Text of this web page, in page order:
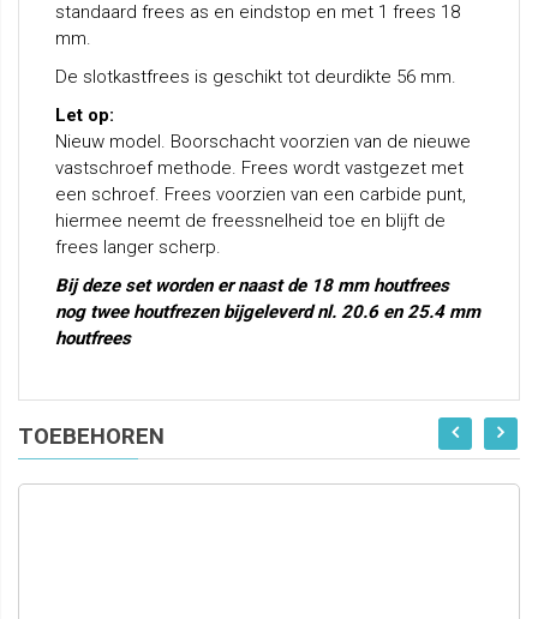
standaard frees as en eindstop en met 1 frees 18
mm.
De slotkastfrees is geschikt tot deurdikte 56 mm.
Let op:
Nieuw model. Boorschacht voorzien van de nieuwe
vastschroef methode. Frees wordt vastgezet met
een schroef. Frees voorzien van een carbide punt,
hiermee neemt de freessnelheid toe en blijft de
frees langer scherp.
Bij deze set worden er naast de 18 mm houtfrees
nog twee houtfrezen bijgeleverd nl. 20.6 en 25.4 mm
houtfrees
TOEBEHOREN